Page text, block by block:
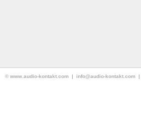
© www.audio-kontakt.com | info@audio-kontakt.com |